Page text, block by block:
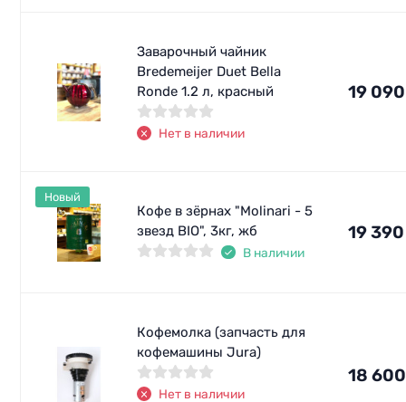
Заварочный чайник
Bredemeijer Duet Bella
Ronde 1.2 л, красный
Нет в наличии
19 090
Кофе в зёрнах "Molinari - 5
звезд BIO", 3кг, жб
В наличии
19 390
Новый
Кофемолка (запчасть для
кофемашины Jura)
Нет в наличии
18 600